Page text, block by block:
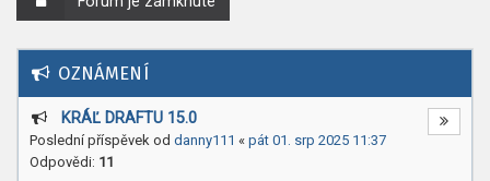
OZNÁMENÍ
KRÁĽ DRAFTU 15.0
Poslední příspěvek od danny111 « pát 01. srp 2025 11:37
Odpovědi: 11